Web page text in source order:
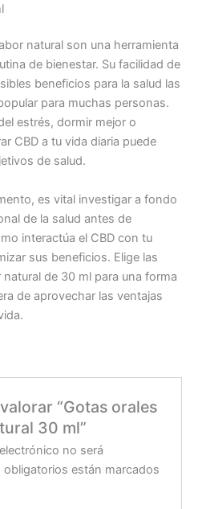
natural son una herramienta
de bienestar. Su facilidad de
beneficios para la salud las
para muchas personas.
estrés, dormir mejor o
CBD a tu vida diaria puede
de salud.
es vital investigar a fondo
de la salud antes de
interactúa el CBD con tu
sus beneficios. Elige las
de 30 ml para una forma
de aprovechar las ventajas
“Gotas orales
30 ml”
no será
obligatorios están marcados